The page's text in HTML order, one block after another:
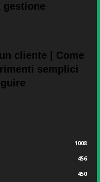
gestione
cliente | Come
semplici
1008
456
450